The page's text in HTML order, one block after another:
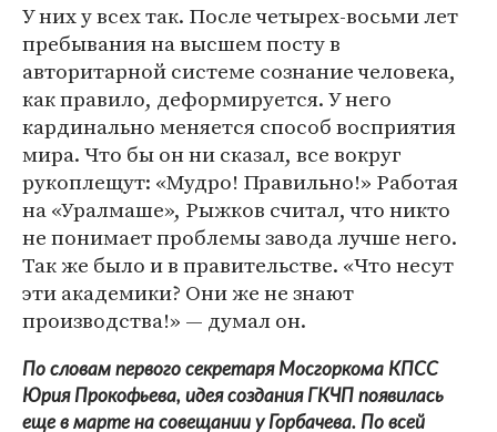
У них у всех так. После четырех-восьми лет
пребывания на высшем посту в
авторитарной системе сознание человека,
как правило, деформируется. У него
кардинально меняется способ восприятия
мира. Что бы он ни сказал, все вокруг
рукоплещут: «Мудро! Правильно!» Работая
на «Уралмаше», Рыжков считал, что никто
не понимает проблемы завода лучше него.
Так же было и в правительстве. «Что несут
эти академики? Они же не знают
производства!» — думал он.
По словам первого секретаря Мосгоркома КПСС
Юрия Прокофьева, идея создания ГКЧП появилась
еще в марте на совещании у Горбачева. По всей